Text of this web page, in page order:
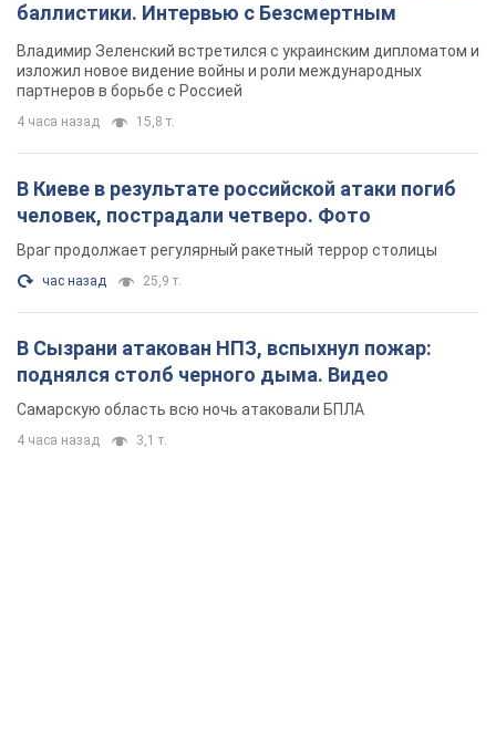
баллистики. Интервью с Безсмертным
Владимир Зеленский встретился с украинским дипломатом и
изложил новое видение войны и роли международных
партнеров в борьбе с Россией
4 часа назад 15,8 т.
В Киеве в результате российской атаки погиб
человек, пострадали четверо. Фото
Враг продолжает регулярный ракетный террор столицы
час назад 25,9 т.
В Сызрани атакован НПЗ, вспыхнул пожар:
поднялся столб черного дыма. Видео
Самарскую область всю ночь атаковали БПЛА
4 часа назад 3,1 т.